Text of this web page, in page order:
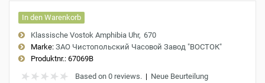
In den Warenkorb
Klassische Vostok Amphibia Uhr 670
Marke: ЗАО Чистопольский Часовой Завод "ВОСТОК"
Produktnr.: 67069B
Based on 0 reviews. | Neue Beurteilung